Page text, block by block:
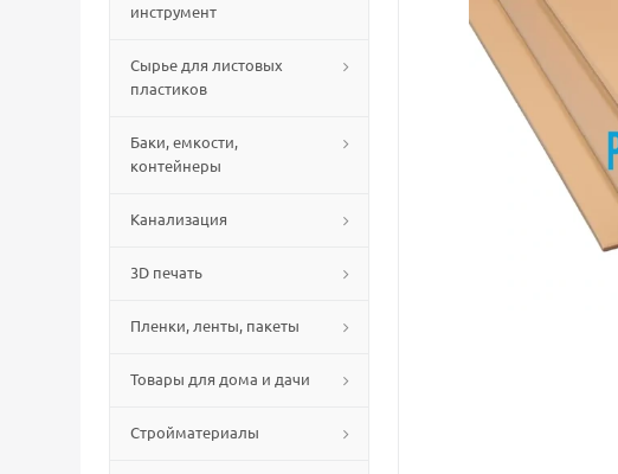
инструмент
Сырье для листовых
пластиков
Баки, емкости,
контейнеры
Канализация
3D печать
Пленки, ленты, пакеты
Товары для дома и дачи
Стройматериалы